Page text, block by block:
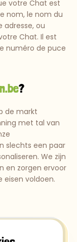
votre Chat est
nom, le nom du
ou
Chat. Il est
numéro de puce
?
de markt
met tal van
slechts een paar
We zijn
en zorgen ervoor
eisen voldoen.